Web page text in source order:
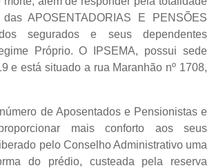
APOSENTADORIAS E PENSÕES
segurados e seus dependentes
Próprio. O IPSEMA, possui sede
e está situado a rua Maranhão nº 1708,
de Aposentados e Pensionistas e
mais conforto aos seus
pelo Conselho Administrativo uma
do prédio, custeada pela reserva